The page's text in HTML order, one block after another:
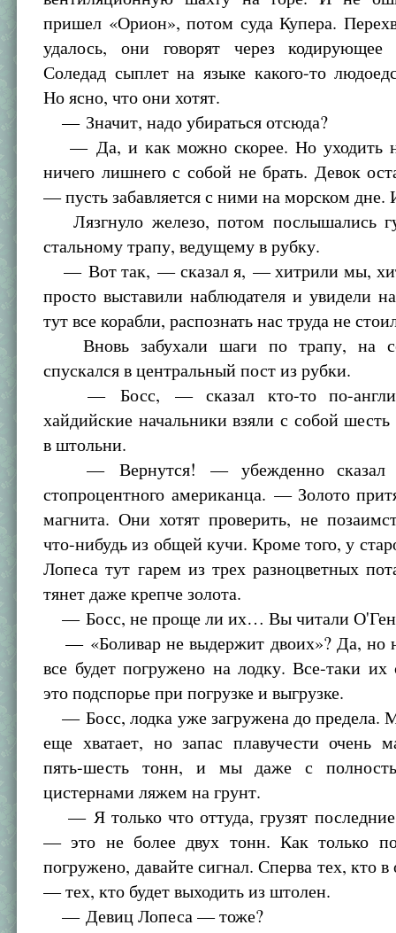
пришел «Орион», потом суда Купера.
удалось, они говорят через кодирующее
Соледад сыплет на языке какого-то
Но ясно, что они хотят.
— Значит, надо убираться отсюда?
— Да, и как можно скорее. Но уходить
ничего лишнего с собой не брать. Девок
— пусть забавляется с ними на морском
Лязгнуло железо, потом послышались
стальному трапу, ведущему в рубку.
— Вот так, — сказал я, — хитрили мы,
просто выставили наблюдателя и увидели
тут все корабли, распознать нас труда не
Вновь забухали шаги по трапу, на
спускался в центральный пост из рубки.
— Босс, — сказал кто-то по-
хайдийские начальники взяли с собой
в штольни.
— Вернутся! — убежденно сказал
стопроцентного американца. — Золото
магнита. Они хотят проверить, не
что-нибудь из общей кучи. Кроме того, у
Лопеса тут гарем из трех разноцветных
тянет даже крепче золота.
— Босс, не проще ли их… Вы читали
— «Боливар не выдержит двоих»? Да, но
все будет погружено на лодку. Все-таки их
это подспорье при погрузке и выгрузке.
— Босс, лодка уже загружена до предела.
еще хватает, но запас плавучести очень
пять-шесть тонн, и мы даже с
цистернами ляжем на грунт.
— Я только что оттуда, грузят последние
— это не более двух тонн. Как только
погружено, давайте сигнал. Сперва тех, кто
— тех, кто будет выходить из штолен.
— Девиц Лопеса — тоже?